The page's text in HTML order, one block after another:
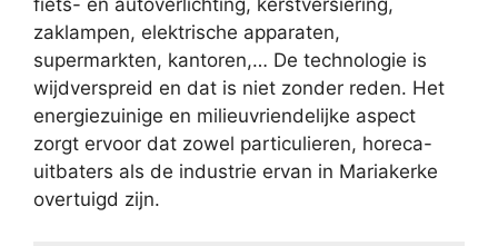
zaklampen, elektrische apparaten,
supermarkten, kantoren,… De technologie is
wijdverspreid en dat is niet zonder reden. Het
energiezuinige en milieuvriendelijke aspect
zorgt ervoor dat zowel particulieren, horeca-
uitbaters als de industrie ervan in Mariakerke
overtuigd zijn.